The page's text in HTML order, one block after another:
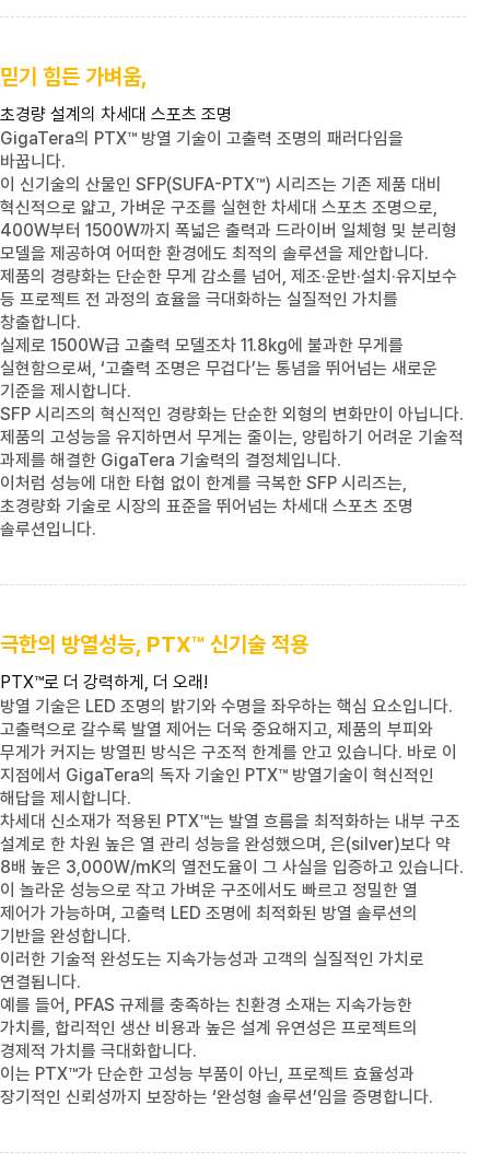
믿기 힘든 가벼움,
초경량 설계의 차세대 스포츠 조명
GigaTera의 PTX™ 방열 기술이 고출력 조명의 패러다임을
바꿉니다.
이 신기술의 산물인 SFP(SUFA-PTX™) 시리즈는 기존 제품 대비
혁신적으로 얇고, 가벼운 구조를 실현한 차세대 스포츠 조명으로,
400W부터 1500W까지 폭넓은 출력과 드라이버 일체형 및 분리형
모델을 제공하여 어떠한 환경에도 최적의 솔루션을 제안합니다.
제품의 경량화는 단순한 무게 감소를 넘어, 제조·운반·설치·유지보수
등 프로젝트 전 과정의 효율을 극대화하는 실질적인 가치를
창출합니다.
실제로 1500W급 고출력 모델조차 11.8kg에 불과한 무게를
실현함으로써, ‘고출력 조명은 무겁다’는 통념을 뛰어넘는 새로운
기준을 제시합니다.
SFP 시리즈의 혁신적인 경량화는 단순한 외형의 변화만이 아닙니다.
제품의 고성능을 유지하면서 무게는 줄이는, 양립하기 어려운 기술적
과제를 해결한 GigaTera 기술력의 결정체입니다.
이처럼 성능에 대한 타협 없이 한계를 극복한 SFP 시리즈는,
초경량화 기술로 시장의 표준을 뛰어넘는 차세대 스포츠 조명
솔루션입니다.
극한의 방열성능, PTX™ 신기술 적용
PTX™로 더 강력하게, 더 오래!
방열 기술은 LED 조명의 밝기와 수명을 좌우하는 핵심 요소입니다.
고출력으로 갈수록 발열 제어는 더욱 중요해지고, 제품의 부피와
무게가 커지는 방열핀 방식은 구조적 한계를 안고 있습니다. 바로 이
지점에서 GigaTera의 독자 기술인 PTX™ 방열기술이 혁신적인
해답을 제시합니다.
차세대 신소재가 적용된 PTX™는 발열 흐름을 최적화하는 내부 구조
설계로 한 차원 높은 열 관리 성능을 완성했으며, 은(silver)보다 약
8배 높은 3,000W/mK의 열전도율이 그 사실을 입증하고 있습니다.
이 놀라운 성능으로 작고 가벼운 구조에서도 빠르고 정밀한 열
제어가 가능하며, 고출력 LED 조명에 최적화된 방열 솔루션의
기반을 완성합니다.
이러한 기술적 완성도는 지속가능성과 고객의 실질적인 가치로
연결됩니다.
예를 들어, PFAS 규제를 충족하는 친환경 소재는 지속가능한
가치를, 합리적인 생산 비용과 높은 설계 유연성은 프로젝트의
경제적 가치를 극대화합니다.
이는 PTX™가 단순한 고성능 부품이 아닌, 프로젝트 효율성과
장기적인 신뢰성까지 보장하는 ‘완성형 솔루션’임을 증명합니다.